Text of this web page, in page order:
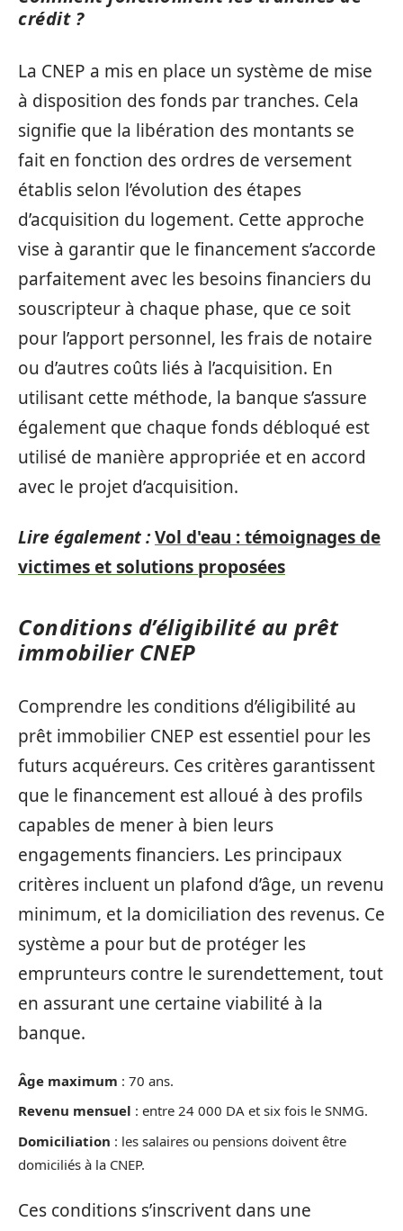
crédit ?
La CNEP a mis en place un système de mise
à disposition des fonds par tranches. Cela
signifie que la libération des montants se
fait en fonction des ordres de versement
établis selon l’évolution des étapes
d’acquisition du logement. Cette approche
vise à garantir que le financement s’accorde
parfaitement avec les besoins financiers du
souscripteur à chaque phase, que ce soit
pour l’apport personnel, les frais de notaire
ou d’autres coûts liés à l’acquisition. En
utilisant cette méthode, la banque s’assure
également que chaque fonds débloqué est
utilisé de manière appropriée et en accord
avec le projet d’acquisition.
Lire également :Vol d'eau : témoignages de
victimes et solutions proposées
Conditions d’éligibilité au prêt
immobilier CNEP
Comprendre les conditions d’éligibilité au
prêt immobilier CNEP est essentiel pour les
futurs acquéreurs. Ces critères garantissent
que le financement est alloué à des profils
capables de mener à bien leurs
engagements financiers. Les principaux
critères incluent un plafond d’âge, un revenu
minimum, et la domiciliation des revenus. Ce
système a pour but de protéger les
emprunteurs contre le surendettement, tout
en assurant une certaine viabilité à la
banque.
Âge maximum : 70 ans.
Revenu mensuel : entre 24 000 DA et six fois le SNMG.
Domiciliation : les salaires ou pensions doivent être
domiciliés à la CNEP.
Ces conditions s’inscrivent dans une